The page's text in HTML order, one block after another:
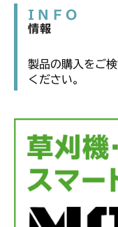
INFO
情報
製品の購入をご
ください。